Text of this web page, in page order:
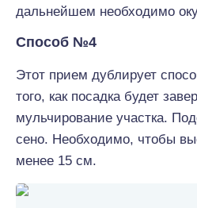
дальнейшем необходимо
Способ №4
Этот прием дублирует
того, как посадка будет
мульчирование участка.
сено. Необходимо, чтобы
менее 15 см.